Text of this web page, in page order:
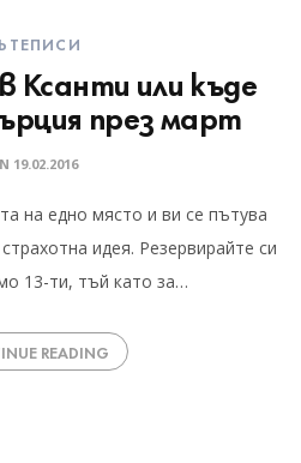
Ксанти или къде
през март
19.02.2016
на едно място и ви се пътува
идея. Резервирайте си
13-ти, тъй като за…
READING